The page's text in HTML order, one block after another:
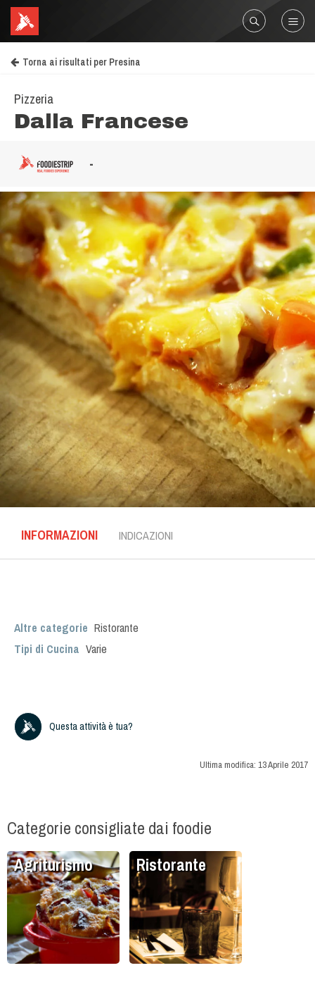
Torna ai risultati per Presina
Pizzeria
Dalla Francese
-
INFORMAZIONI INDICAZIONI
Altre categorie Ristorante
Tipi di Cucina Varie
Questa attività è tua?
Ultima modifica: 13 Aprile 2017
Categorie consigliate dai foodie
Agriturismo Ristorante